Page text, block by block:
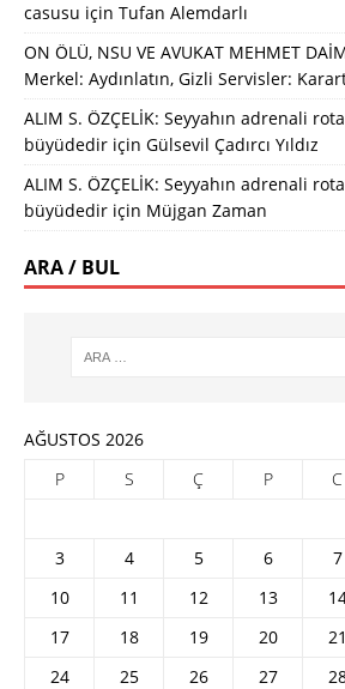
casusu için Tufan Alemdarlı
ON ÖLÜ, NSU VE AVUKAT MEHMET
Merkel: Aydınlatın, Gizli Servisler:
ALIM S. ÖZÇELİK: Seyyahın adrenali
büyüdedir için Gülsevil Çadırcı Yıldız
ALIM S. ÖZÇELİK: Seyyahın adrenali
büyüdedir için Müjgan Zaman
ARA / BUL
AĞUSTOS 2026
P
S Ç P C
3
4 5 6 7
10
11 12 13
17
18 19 20 21
24
25 26 27